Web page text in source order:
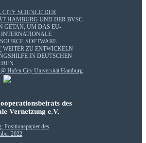
CITY SCIENCE' DER
HAMBURG UND DER BVSC
GETAN, UM DAS EU-
INTERNATIONALE
SOFTWARE-
WEITER ZU ENTWICKELN
IN DEUTSCHEN
des
Vernetzung e.V.